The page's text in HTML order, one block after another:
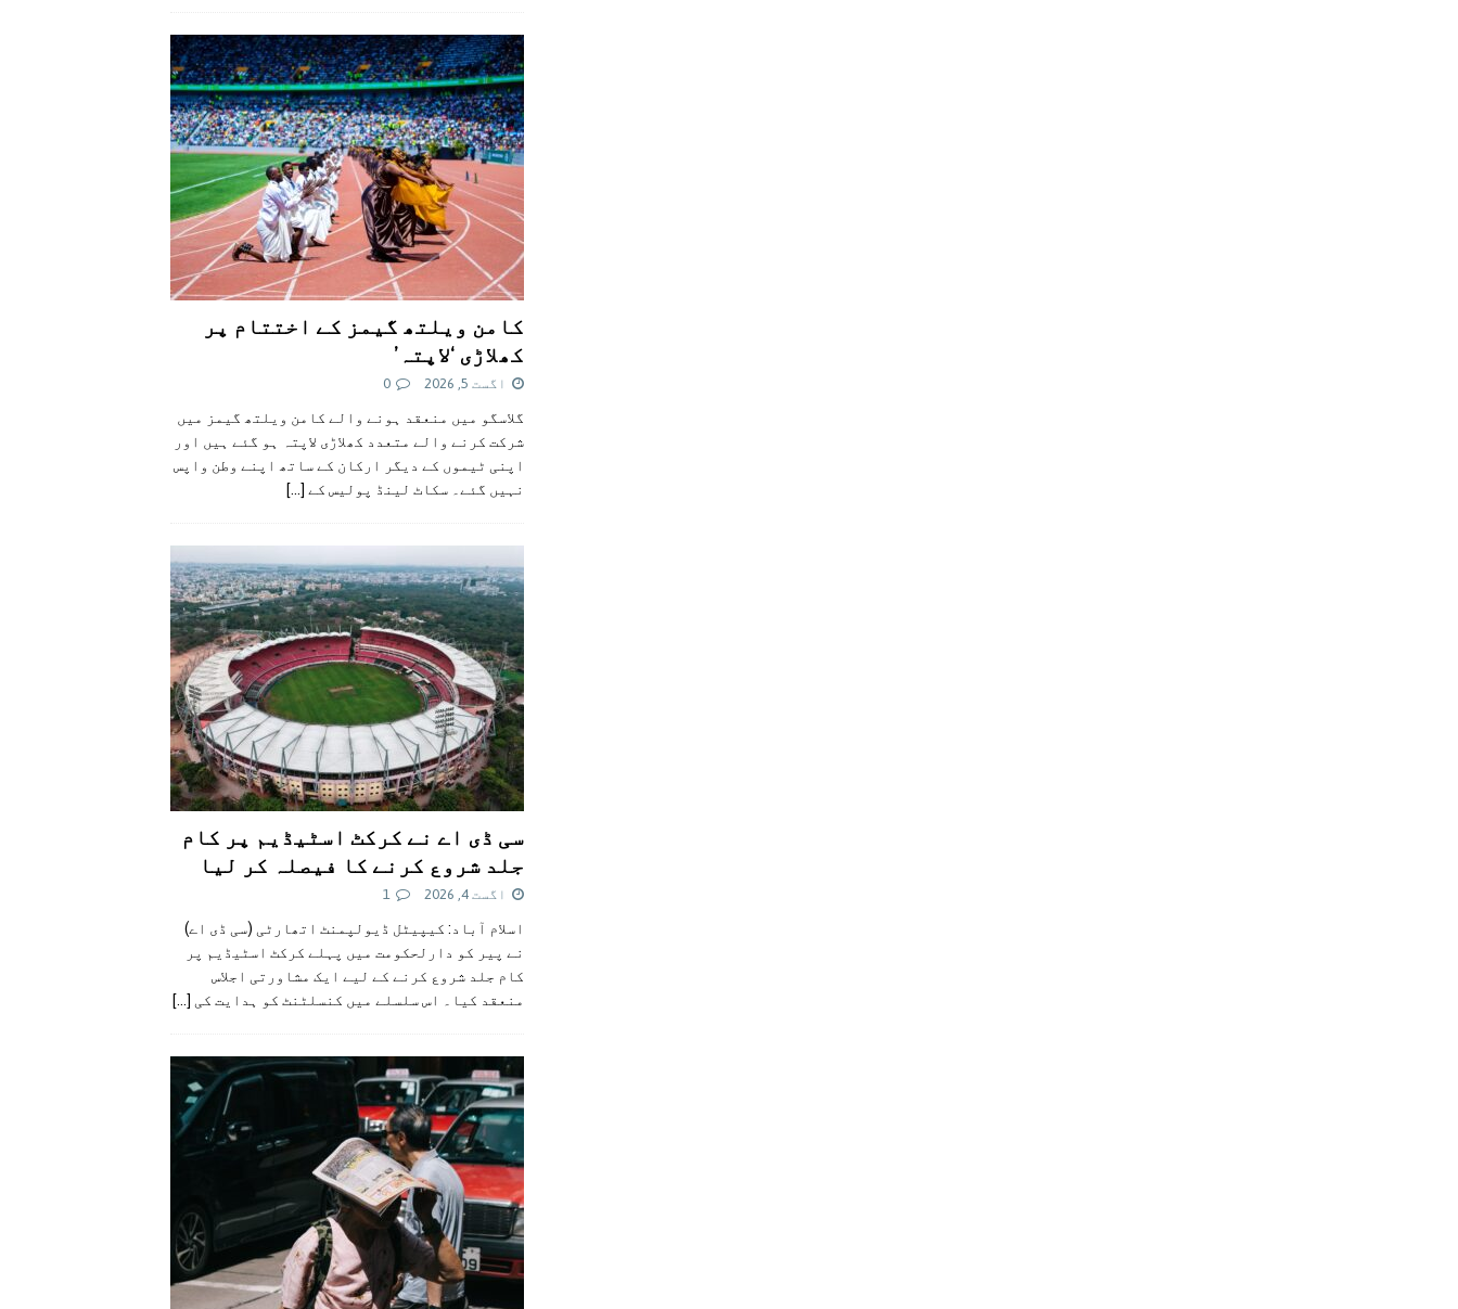
کامن ویلتھ گیمز کے اختتام پر
کھلاڑی ‘لاپتہ’
اگست 5, 2026 0
گلاسگو میں منعقد ہونے والے کامن ویلتھ گیمز میں
شرکت کرنے والے متعدد کھلاڑی لاپتہ ہو گئے ہیں اور
اپنی ٹیموں کے دیگر ارکان کے ساتھ اپنے وطن واپس
نہیں گئے۔ سکاٹ لینڈ پولیس کے [...]
سی ڈی اے نے کرکٹ اسٹیڈیم پر کام
جلد شروع کرنے کا فیصلہ کر لیا
اگست 4, 2026 1
اسلام آباد: کیپیٹل ڈیولپمنٹ اتھارٹی (سی ڈی اے)
نے پیر کو دارلحکومت میں پہلے کرکٹ اسٹیڈیم پر
کام جلد شروع کرنے کے لیے ایک مشاورتی اجلاس
منعقد کیا۔ اس سلسلے میں کنسلٹنٹ کو ہدایت کی [...]